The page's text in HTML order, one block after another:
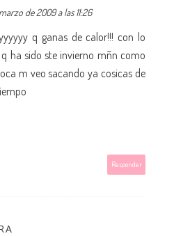
de 2009 a las 11:26
q ganas de calor!!! con lo
ha sido ste invierno mñn como
m veo sacando ya cosicas de
Responder